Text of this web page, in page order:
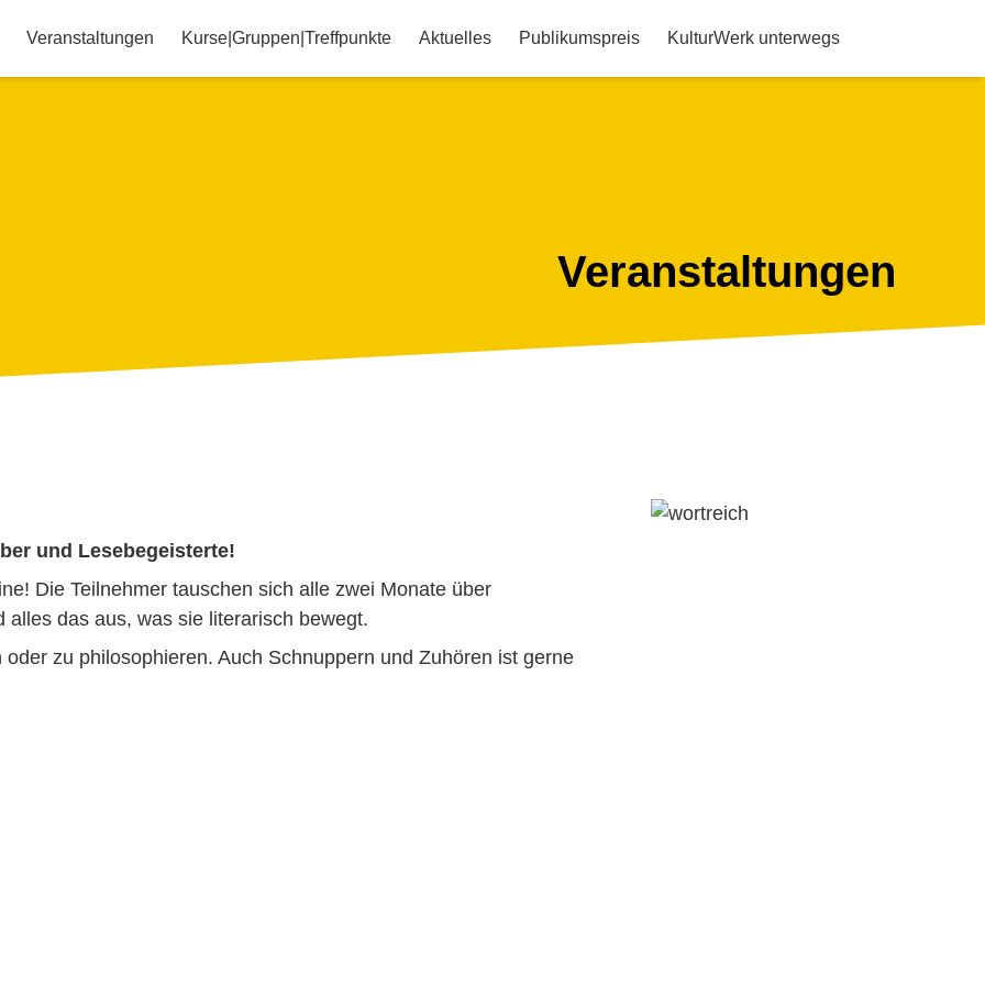
Veranstaltungen Kurse|Gruppen|Treffpunkte Aktuelles Publikumspreis KulturWerk unterwegs
Veranstaltungen
und Lesebegeisterte!
Die Teilnehmer tauschen sich alle zwei Monate über
das aus, was sie literarisch bewegt.
zu philosophieren. Auch Schnuppern und Zuhören ist gerne